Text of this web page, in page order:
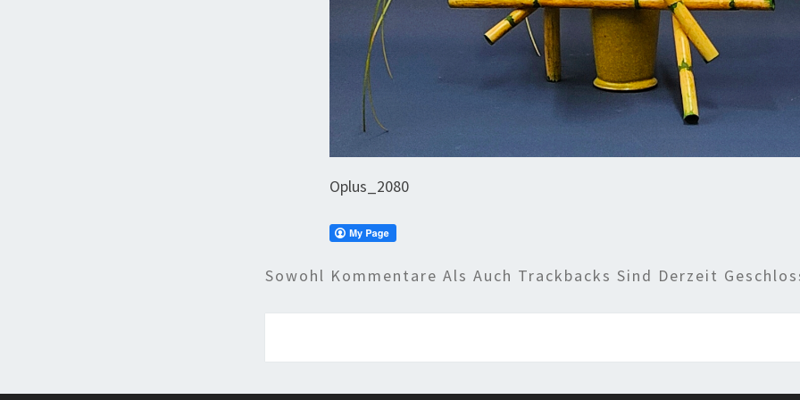
Oplus_2080
Sowohl Kommentare Als Auch Trackbacks Sind Derzeit